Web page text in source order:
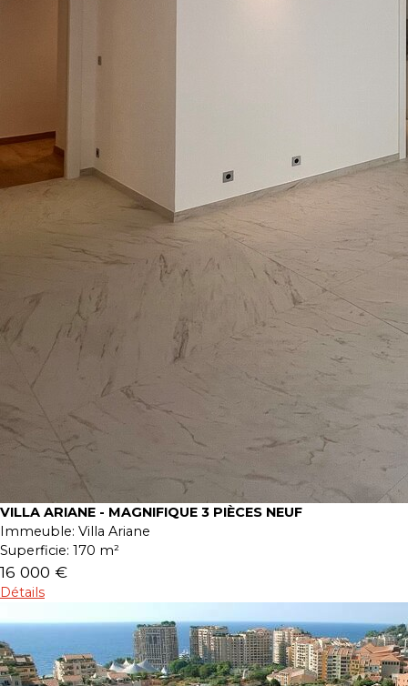
VILLA ARIANE - MAGNIFIQUE 3 PIÈCES NEUF
Immeuble: Villa Ariane
Superficie: 170 m²
16 000 €
Détails